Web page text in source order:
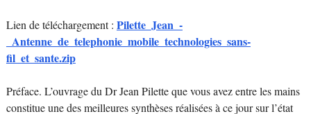
Lien de téléchargement : Pilette_Jean_-
_Antenne_de_telephonie_mobile_technologies_sans-
fil_et_sante.zip
Préface. L’ouvrage du Dr Jean Pilette que vous avez entre les mains
constitue une des meilleures synthèses réalisées à ce jour sur l’état